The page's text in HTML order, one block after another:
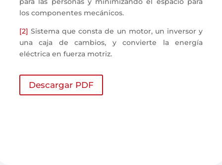
los componentes mecánicos.
[2] Sistema que consta de un motor, un inversor y
una caja de cambios, y convierte la energía
eléctrica en fuerza motriz.
Descargar PDF